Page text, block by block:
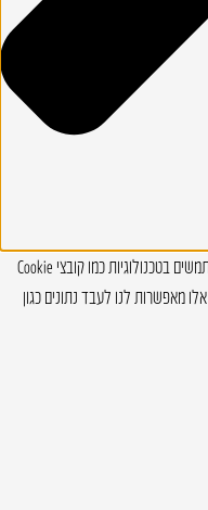
כדי לספק את חוויות המשתמש הטובות ביותר, אנו משתמשים בטכנולוגיות כמו קובצי Cookie
מאפשרות לנו לעבד נתונים כגון